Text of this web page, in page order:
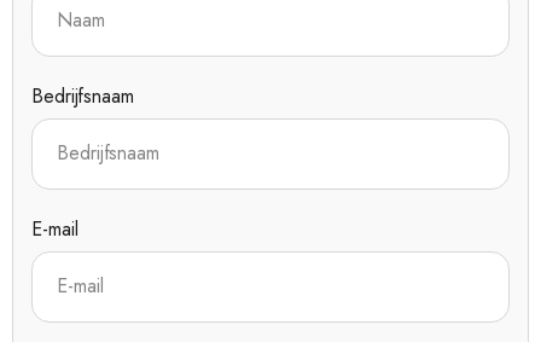
Bedrijfsnaam
E-mail